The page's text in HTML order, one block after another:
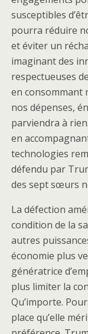
susceptibles
pourra réduire
et éviter un
imaginant des
respectueuses
en consommant
nos dépenses,
parviendra à
en
technologies
défendu par
des sept sœurs
La défection
condition de la
autres
économie plus
génératrice
plus limiter la
Qu’importe.
place qu’elle